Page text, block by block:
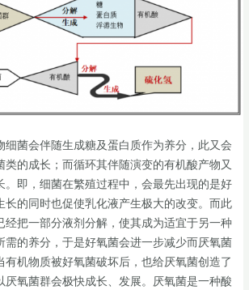
细菌会伴随生成糖及蛋白质作为养分，此又会
类的成长；而循环其伴随演变的有机酸产物又
。即，细菌在繁殖过程中，会最先出现的是好
长的同时也促使乳化液产生极大的改变。而此
经把一部分液剂分解，使其成为适宜于另一种
的养分，于是好氧菌会进一步减少而厌氧菌
有机物质被好氧菌破坏后，也给厌氧菌创造了
厌氧菌群会极快成长、发展。厌氧菌是一种酸